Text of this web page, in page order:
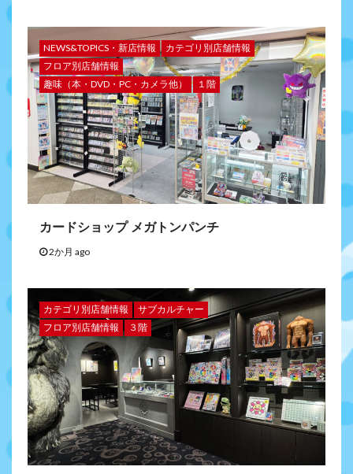
NEWS&TOPICS・新店情報
カテゴリ別店舗情報
フロア別店舗情報
趣味（本・DVD・PC・カメラ他）
１階
カードショップ メガトンパンチ
2か月 ago
カテゴリ別店舗情報
サブカルチャー
フロア別店舗情報
３階